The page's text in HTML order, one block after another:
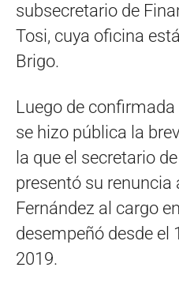
subsecretario de
Tosi, cuya oficina
Brigo.
Luego de
se hizo pública la
la que el secretario
presentó su renuncia
Fernández al cargo
desempeñó desde el
2019.